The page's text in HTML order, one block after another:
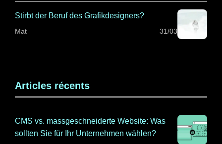
Stirbt der Beruf des Grafikdesigners?
Mat 31/03
Articles récents
CMS vs. massgeschneiderte Website: Was
sollten Sie für Ihr Unternehmen wählen?